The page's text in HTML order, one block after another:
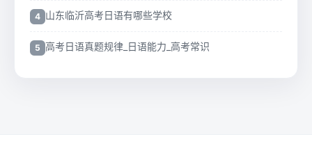
山东临沂高考日语有哪些学校
高考日语真题规律_日语能力_高考常识